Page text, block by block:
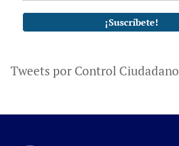
Tweets por Control Ciudadano